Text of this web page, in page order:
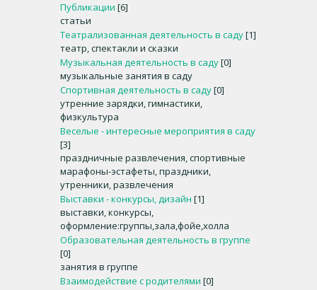
Публикации [6]
статьи
Театрализованная деятельность в саду[1]
театр, спектакли и сказки
Музыкальная деятельность в саду[0]
музыкальные занятия в саду
Спортивная деятельность в саду[0]
утренние зарядки, гимнастики,
физкультура
Веселые - интересные мероприятия в саду
[3]
праздничные развлечения, спортивные
марафоны-эстафеты, праздники,
утренники, развлечения
Выставки - конкурсы, дизайн [1]
выставки, конкурсы,
оформление:группы,зала,фойе,холла
Образовательная деятельность в группе
[0]
занятия в группе
Взаимодействие с родителями [0]